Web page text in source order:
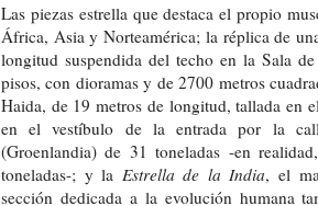
Las piezas estrella que destaca el propio
África, Asia y Norteamérica; la réplica de
longitud suspendida del techo en la Sala
pisos, con dioramas y de 2700 metros
Haida, de 19 metros de longitud, tallada en
en el vestíbulo de la entradapor la
(Groenlandia) de 31 toneladas -en
toneladas-; y la Estrella de la India, el
sección dedicada a la evolución humana